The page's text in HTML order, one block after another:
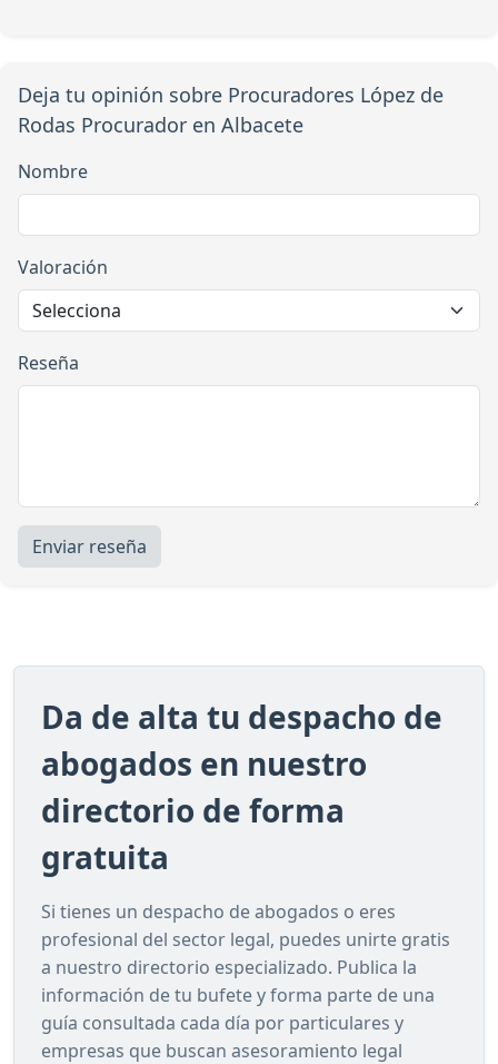
Deja tu opinión sobre Procuradores López de
Rodas Procurador en Albacete
Nombre
Valoración
Reseña
Enviar reseña
Da de alta tu despacho de
abogados en nuestro
directorio de forma
gratuita
Si tienes un despacho de abogados o eres
profesional del sector legal, puedes unirte gratis
a nuestro directorio especializado. Publica la
información de tu bufete y forma parte de una
guía consultada cada día por particulares y
empresas que buscan asesoramiento legal